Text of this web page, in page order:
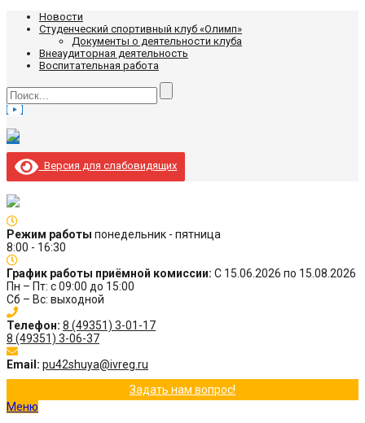
Новости
Студенческий спортивный клуб «Олимп»
Документы о деятельности клуба
Внеаудиторная деятельность
Воспитательная работа
Версия для слабовидящих
Режим работы понедельник - пятница
8:00 - 16:30
График работы приёмной комиссии: С 15.06.2026 по 15.08.2026
Пн – Пт: с 09:00 до 15:00
Сб – Вс: выходной
Телефон: 8 (49351) 3-01-17
8 (49351) 3-06-37
Email: pu42shuya@ivreg.ru
Задать нам вопрос!
Меню